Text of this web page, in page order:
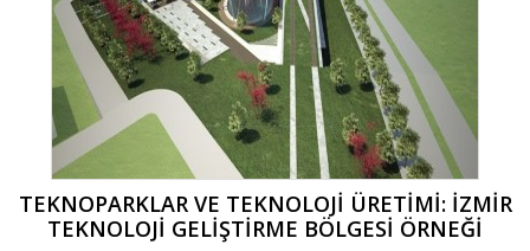
TEKNOPARKLAR VE TEKNOLOJİ ÜRETİMİ: İZMİR
TEKNOLOJİ GELİŞTİRME BÖLGESİ ÖRNEĞİ